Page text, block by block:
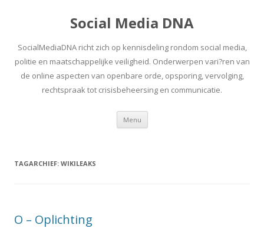
Social Media DNA
SocialMediaDNA richt zich op kennisdeling rondom social media,
politie en maatschappelijke veiligheid. Onderwerpen vari?ren van
de online aspecten van openbare orde, opsporing, vervolging,
rechtspraak tot crisisbeheersing en communicatie.
Menu Spring
inhoud
TAGARCHIEF: WIKILEAKS
O – Oplichting